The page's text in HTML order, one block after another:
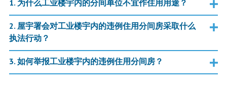
1. 为什么工业楼宇内的分间单位不宜作住用用途？
2. 屋宇署会对工业楼宇内的违例住用分间房采取什么
执法行动？
3. 如何举报工业楼宇内的违例住用分间房？